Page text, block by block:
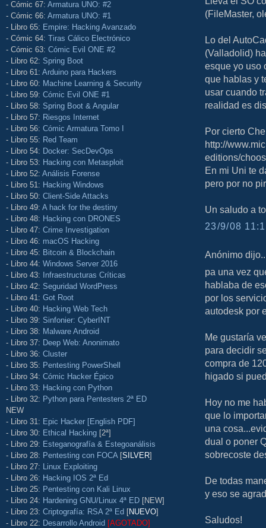
- Cómic 67: Armatura UNO: #2
- Cómic 66: Armatura UNO: #1
- Libro 65: Empire: Hacking Avanzado
- Cómic 64: Tiras Cálico Electrónico
- Cómic 63: Cómic Evil ONE #2
- Libro 62: Spring Boot
- Libro 61: Arduino para Hackers
- Libro 60: Machine Learning & Security
- Libro 59: Cómic Evil ONE #1
- Libro 58: Spring Boot & Angular
- Libro 57: Riesgos Internet
- Libro 56: Cómic Armatura Tomo I
- Libro 55: Red Team
- Libro 54: Docker: SecDevOps
- Libro 53: Hacking con Metasploit
- Libro 52: Análisis Forense
- Libro 51: Hacking Windows
- Libro 50: Client-Side Attacks
- Libro 49: A hack for the destiny
- Libro 48: Hacking con DRONES
- Libro 47: Crime Investigation
- Libro 46: macOS Hacking
- Libro 45: Bitcoin & Blockchain
- Libro 44: Windows Server 2016
- Libro 43: Infraestructuras Críticas
- Libro 42: Seguridad WordPress
- Libro 41: Got Root
- Libro 40: Hacking Web Tech
- Libro 39: Sinfonier: CyberINT
- Libro 38: Malware Android
- Libro 37: Deep Web: Anonimato
- Libro 36: Cluster
- Libro 35: Pentesting PowerShell
- Libro 34: Cómic Hacker Épico
- Libro 33: Hacking con Python
- Libro 32: Python para Pentesters 2ª ED
NEW
- Libro 31: Epic Hacker [English PDF]
- Libro 30: Ethical Hacking [2ª]
- Libro 29: Esteganografía & Estegoanálisis
- Libro 28: Pentesting con FOCA [SILVER]
- Libro 27: Linux Exploiting
- Libro 26: Hacking IOS 2ª Ed
- Libro 25: Pentesting con Kali Linux
- Libro 24: Hardening GNU/Linux 4ª ED [NEW]
- Libro 23: Criptografía: RSA 2ª Ed [NUEVO]
- Libro 22: Desarrollo Android [AGOTADO]
(FileMaster,
Lo del
(Valladolid)
esque yo uso
que hablas y
usar cuando
realidad es
Por cierto
http://
editions/
En mi Uni te
pero por no
Un saludo a
23/9/08
Anónimo
pa una vez
hablaba de
por los
autodesk por
Me gustaría
para decidir
compra de
higado si
Hoy no me
que lo
una
dual o poner
sobrecoste
De todas
y eso se
Saludos!